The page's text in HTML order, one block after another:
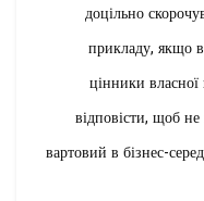
доцільно
прикладу, якщо
цінники
відповісти, щоб
вартовий в бізнес-